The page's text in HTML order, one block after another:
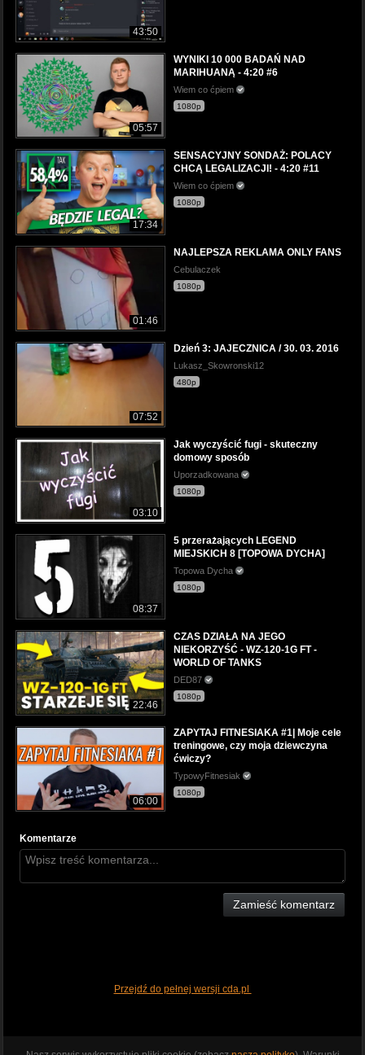
43:50
05:57
WYNIKI 10 000 BADAŃ NAD
MARIHUANĄ - 4:20 #6
Wiem co ćpiem
1080p
17:34
SENSACYJNY SONDAŻ: POLACY
CHCĄ LEGALIZACJI! - 4:20 #11
Wiem co ćpiem
1080p
01:46
NAJLEPSZA REKLAMA ONLY FANS
Cebulaczek
1080p
07:52
Dzień 3: JAJECZNICA / 30. 03. 2016
Lukasz_Skowronski12
480p
03:10
Jak wyczyścić fugi - skuteczny
domowy sposób
Uporzadkowana
1080p
08:37
5 przerażających LEGEND
MIEJSKICH 8 [TOPOWA DYCHA]
Topowa Dycha
1080p
22:46
CZAS DZIAŁA NA JEGO
NIEKORZYŚĆ - WZ-120-1G FT -
WORLD OF TANKS
DED87
1080p
06:00
ZAPYTAJ FITNESIAKA #1| Moje cele
treningowe, czy moja dziewczyna
ćwiczy?
TypowyFitnesiak
1080p
Komentarze
Zamieść komentarz
Przejdź do pełnej wersji cda.pl